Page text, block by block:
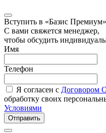
Вступить в «Базис Премиум»
С вами свяжется менеджер,
чтобы обсудить
Имя
Телефон
Я согласен с Договором
обработку своих
Условиями
Отправить